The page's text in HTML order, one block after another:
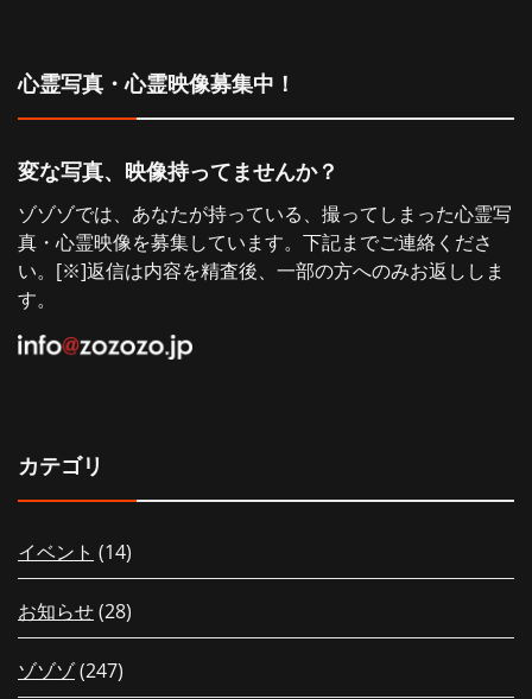
ョ
ン
心霊写真・心霊映像募集中！
変な写真、映像持ってませんか？
ゾゾゾでは、あなたが持っている、撮ってしまった心霊写
真・心霊映像を募集しています。下記までご連絡くださ
い。[※]返信は内容を精査後、一部の方へのみお返ししま
す。
カテゴリ
イベント (14)
お知らせ(28)
ゾゾゾ(247)